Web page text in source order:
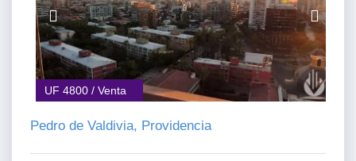
UF 4800 / Venta
Pedro de Valdivia, Providencia